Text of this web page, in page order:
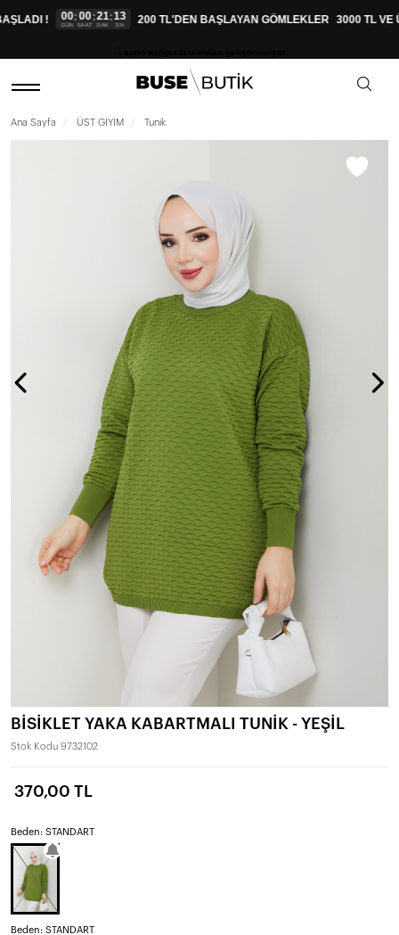
! 00
GÜN
:00
SAAT
:21
DAK
:12
SN 200 TL'DEN BAŞLAYAN GÖMLEKLER 3000 TL VE
Ana Sayfa ÜST GİYİM Tunik
BİSİKLET YAKA KABARTMALI TUNİK - YEŞİL
Stok Kodu 9732102
370,00 TL
Beden: STANDART
Beden: STANDART